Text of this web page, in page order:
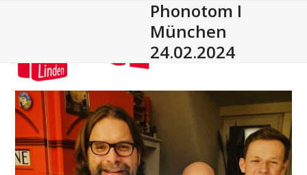
Phonotom I
München
24.02.2024